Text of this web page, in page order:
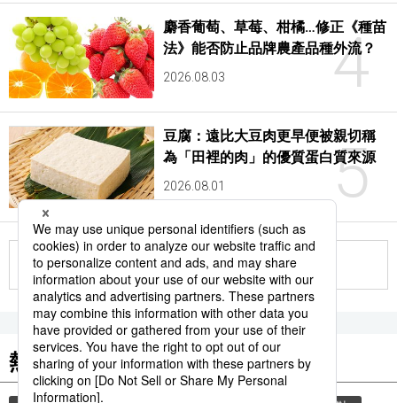
4
麝香葡萄、草莓、柑橘…修正《種苗
法》能否防止品牌農產品種外流？
2026.08.03
5
豆腐：遠比大豆肉更早便被親切稱
為「田裡的肉」的優質蛋白質來源
2026.08.01
更多
熱門關鍵詞